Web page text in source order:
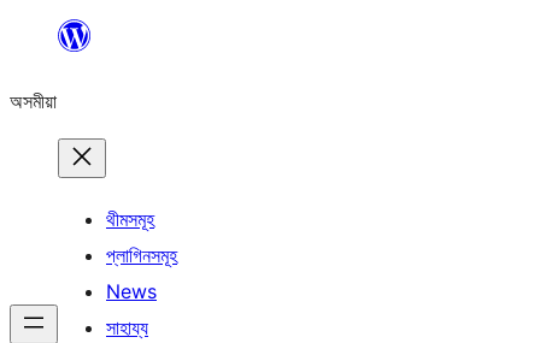
বিষয়বস্তুলৈ
অসমীয়া
থীমসমূহ
প্লাগিনসমূহ
News
সাহায্য